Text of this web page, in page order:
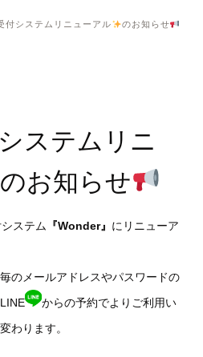
付システムリニューアル のお知らせ
ステムリニ
のお知らせ
ステム 『Wonder』 にリニューア
のメールアドレスやパスワードの
からの予約でよりご利用い
わります。